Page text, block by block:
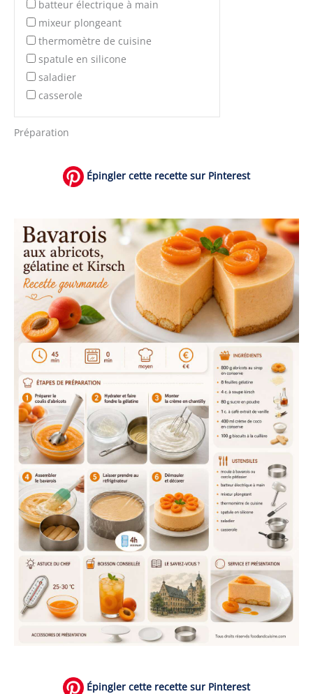
batteur électrique à main
mixeur plongeant
thermomètre de cuisine
spatule en silicone
saladier
casserole
Préparation
Épingler cette recette sur Pinterest
Épingler cette recette sur Pinterest